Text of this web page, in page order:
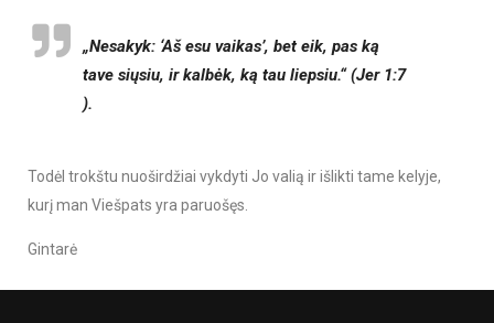
„Nesakyk: ‘Aš esu vaikas’, bet eik, pas ką
tave siųsiu, ir kalbėk, ką tau liepsiu.“ (Jer 1:7
).
Todėl trokštu nuoširdžiai vykdyti Jo valią ir išlikti tame kelyje,
kurį man Viešpats yra paruošęs.
Gintarė